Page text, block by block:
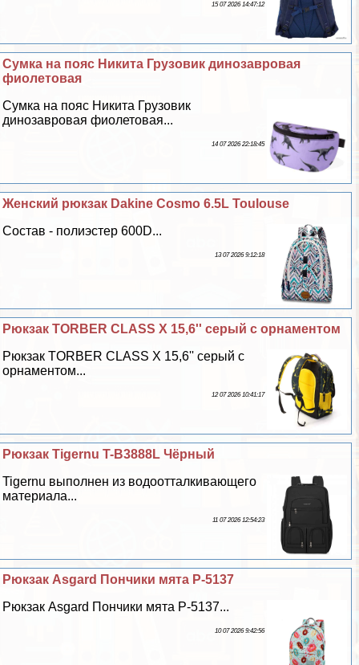
15 07 2026 14:47:12
Сумка на пояс Никита Грузовик динозавровая
фиолетовая
Сумка на пояс Никита Грузовик
динозавровая фиолетовая...
14 07 2026 22:18:45
Женский рюкзак Dakine Cosmo 6.5L Toulouse
Состав - полиэстер 600D...
13 07 2026 9:12:18
Рюкзак TORBER CLASS X 15,6'' серый с орнаментом
Рюкзак TORBER CLASS X 15,6'' серый с
орнаментом...
12 07 2026 10:41:17
Рюкзак Tigernu T-B3888L Чёрный
Tigernu выполнен из водоотталкивающего
материала...
11 07 2026 12:54:23
Рюкзак Asgard Пончики мята Р-5137
Рюкзак Asgard Пончики мята Р-5137...
10 07 2026 9:42:56